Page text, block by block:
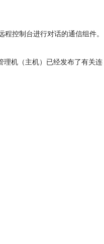
程控制台进行对话的通信组件。
理机（主机）已经发布了有关连